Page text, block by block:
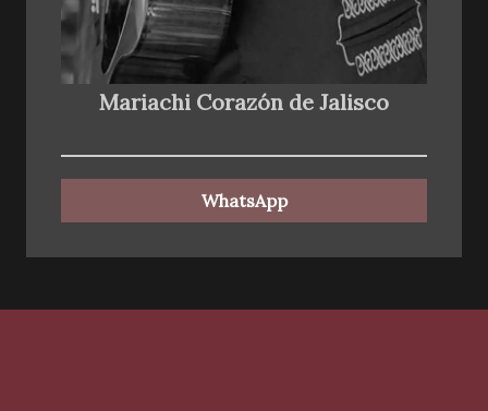
Mariachi Corazón de Jalisco
WhatsApp